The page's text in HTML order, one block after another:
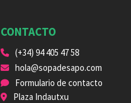
CONTACTO
(+34) 94 405 47 58
hola@sopadesapo.com
Formulario de contacto
Plaza Indautxu